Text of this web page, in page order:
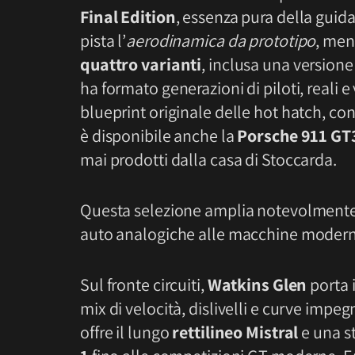
Final Edition, essenza pura della
pista l’aerodinamica da prototipo,
quattro varianti, inclusa una
ha formato generazioni di piloti, reali e
blueprint originale delle hot hatch,
è disponibile anche laPorsche 911
mai prodotti dalla casa di Stoccarda.
Questa selezione amplia
auto analogiche alle macchine
Sul fronte circuiti,Watkins Glen porta
mix di velocità, dislivelli e curve
offre il lungorettilineo Mistrale una